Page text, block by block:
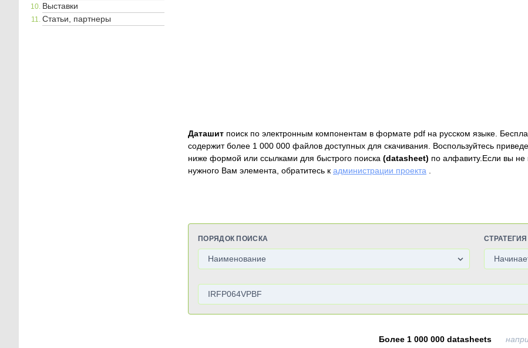
Выставки
Статьи, партнеры
Даташит поиск по электронным компонентам в формате pdf на русском языке.
содержит более 1 000 000 файлов доступных для скачивания. Воспользуйтесь
ниже формой или ссылками для быстрого поиска (datasheet) по алфавиту.Если вы
нужного Вам элемента, обратитесь к администрации проекта .
ПОРЯДОК ПОИСКА
Более 1 000 000 datasheets